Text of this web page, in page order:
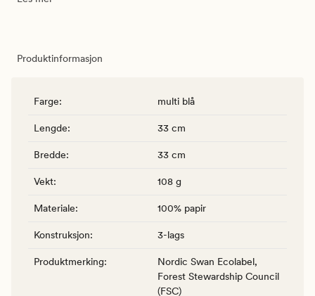
Produktinformasjon
Farge: multi blå
Lengde: 33 cm
Bredde: 33 cm
Vekt: 108 g
Materiale: 100% papir
Konstruksjon: 3-lags
Produktmerking:
Nordic Swan Ecolabel,
Forest Stewardship Council
(FSC)